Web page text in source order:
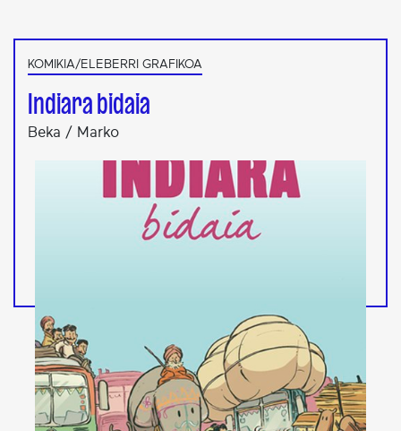
KOMIKIA/ELEBERRI GRAFIKOA
Indiara bidaia
Beka / Marko